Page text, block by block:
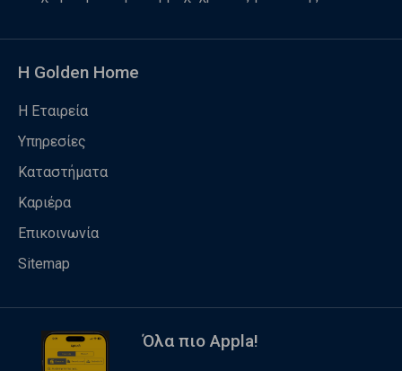
Η Golden Home
Η Εταιρεία
Υπηρεσίες
Καταστήματα
Καριέρα
Επικοινωνία
Sitemap
Όλα πιο Appla!